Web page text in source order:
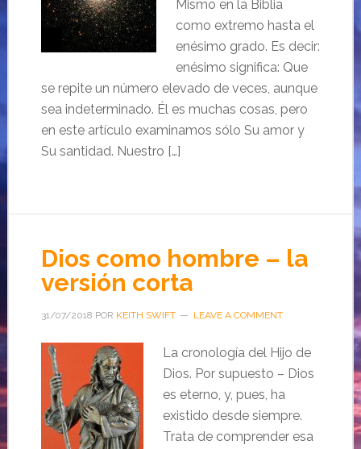
Mismo en la Biblia
como extremo hasta el
enésimo grado. Es decir:
enésimo significa: Que
se repite un número elevado de veces, aunque
sea indeterminado. Él es muchas cosas, pero
en este artículo examinamos sólo Su amor y
Su santidad. Nuestro […]
Dios como hombre – la
versión corta
31/07/2018 POR KEITH SWIFT LEAVE A COMMENT
La cronología del Hijo de
Dios. Por supuesto – Dios
es eterno, y, pues, ha
existido desde siempre.
Trata de comprender esa